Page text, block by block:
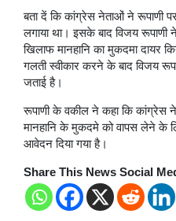
बता दें कि कांग्रेस नेताओं ने रूपाणी
लगाया था। इसके बाद विजय
खिलाफ मानहानि का मुकदमा दायर
गलती स्वीकार करने के बाद विजय
जताई है।
रूपाणी के वकील ने कहा कि कांग्रेस
मानहानि के मुकदमे को वापस लेने के
आवेदन द‍िया गया है।
Share This News Social